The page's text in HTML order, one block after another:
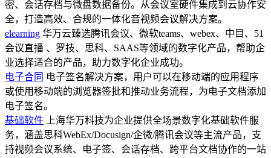
密、会话存档与微盘数据备份。从会议室硬件集成到云协作安
全，打造高效、合规的一体化音视频会议解决方案。
elearning 华万云臻选腾讯会议、微软teams、webex、中目、51
会议直播 、罗技、思科、SAAS等领域的数字化产品，帮助企
业选择适合的产品，助力数字化企业成功。
电子合同 电子签名解决方案，用户可以在移动端的应用程序
或使用移动端的浏览器签批和推动业务流程，为电子文档添加
电子签名。
基础软件
上海华万科技为企业提供全场景数字化基础软件服
务，涵盖思科WebEx/Docusign/企微/腾讯会议等主流产品，支
持视频会议系统、电子签、会话存档、跨平台文档协作的一站